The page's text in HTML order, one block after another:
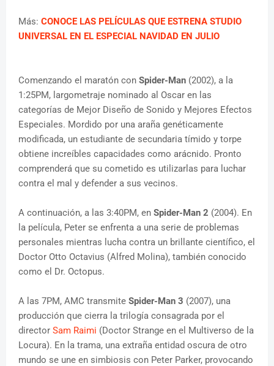
Más: CONOCE LAS PELÍCULAS QUE ESTRENA STUDIO
UNIVERSAL EN EL ESPECIAL NAVIDAD EN JULIO
Comenzando el maratón con Spider-Man (2002), a la
1:25PM, largometraje nominado al Oscar en las
categorías de Mejor Diseño de Sonido y Mejores Efectos
Especiales. Mordido por una araña genéticamente
modificada, un estudiante de secundaria tímido y torpe
obtiene increíbles capacidades como arácnido. Pronto
comprenderá que su cometido es utilizarlas para luchar
contra el mal y defender a sus vecinos.
A continuación, a las 3:40PM, en Spider-Man 2 (2004). En
la película, Peter se enfrenta a una serie de problemas
personales mientras lucha contra un brillante científico, el
Doctor Otto Octavius (Alfred Molina), también conocido
como el Dr. Octopus.
A las 7PM, AMC transmite Spider-Man 3 (2007), una
producción que cierra la trilogía consagrada por el
director Sam Raimi (Doctor Strange en el Multiverso de la
Locura). En la trama, una extraña entidad oscura de otro
mundo se une en simbiosis con Peter Parker, provocando